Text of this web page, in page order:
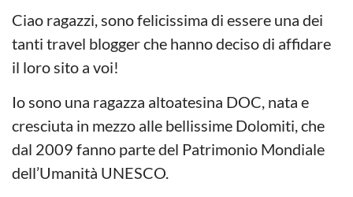
Ciao ragazzi, sono felicissima di essere una dei
tanti travel blogger che hanno deciso di affidare
il loro sito a voi!
Io sono una ragazza altoatesina DOC, nata e
cresciuta in mezzo alle bellissime Dolomiti, che
dal 2009 fanno parte del Patrimonio Mondiale
dell’Umanità UNESCO.